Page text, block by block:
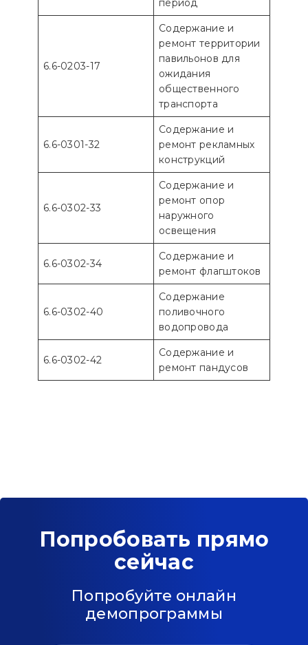
период
6.6-0203-17
Содержание и
ремонт территории
павильонов для
ожидания
общественного
транспорта
6.6-0301-32
Содержание и
ремонт рекламных
конструкций
6.6-0302-33
Содержание и
ремонт опор
наружного
освещения
6.6-0302-34
Содержание и
ремонт флагштоков
6.6-0302-40
Содержание
поливочного
водопровода
6.6-0302-42
Содержание и
ремонт пандусов
Попробовать прямо
сейчас
Попробуйте онлайн
демопрограммы